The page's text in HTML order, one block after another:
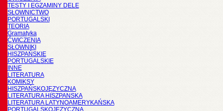
TESTY I EGZAMINY DELE
SŁOWNICTWO
PORTUGALSKI
TEORIA
Gramatyka
ĆWICZENIA
SŁOWNIKI
HISZPAŃSKIE
PORTUGALSKIE
INNE
LITERATURA
KOMIKSY
HISZPAŃSKOJĘZYCZNA
LITERATURA HISZPANSKA
LITERATURA LATYNOAMERYKAŃSKA
PORTUGALSKOJĘZYCZNA